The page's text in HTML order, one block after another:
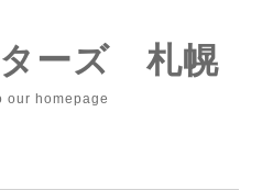
ーズ 札幌
our homepage